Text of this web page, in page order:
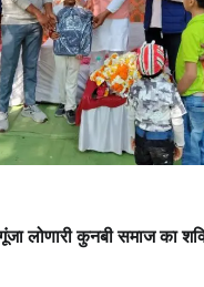
लोणारी कुनबी समाज का